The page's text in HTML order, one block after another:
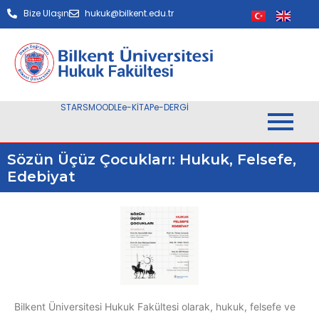
Bize Ulaşın hukuk@bilkent.edu.tr
STARSMOODLEe-KİTAPe-DERGİ
Sözün Üçüz Çocukları: Hukuk, Felsefe,
Edebiyat
Bilkent Üniversitesi Hukuk Fakültesi olarak, hukuk, felsefe ve